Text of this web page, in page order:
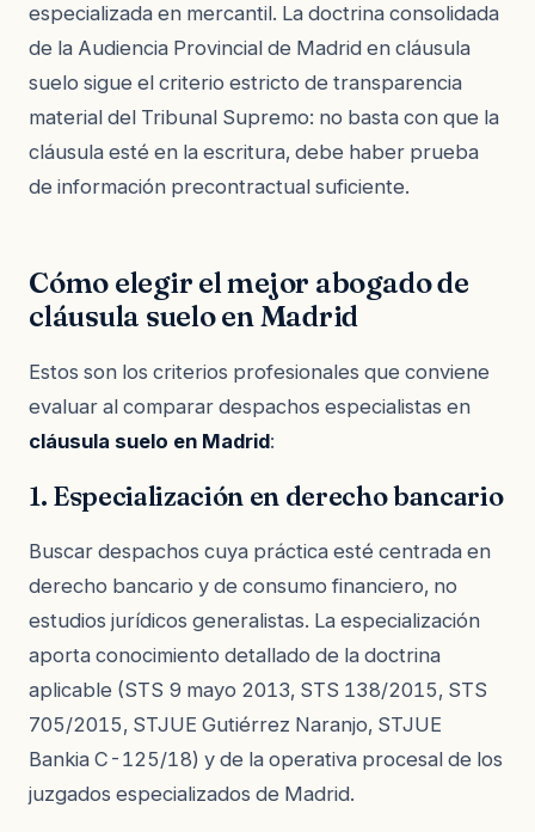
especializada en mercantil. La doctrina consolidada
de la Audiencia Provincial de Madrid en cláusula
suelo sigue el criterio estricto de transparencia
material del Tribunal Supremo: no basta con que la
cláusula esté en la escritura, debe haber prueba
de información precontractual suficiente.
Cómo elegir el mejor abogado de
cláusula suelo en Madrid
Estos son los criterios profesionales que conviene
evaluar al comparar despachos especialistas en
cláusula suelo en Madrid:
1. Especialización en derecho bancario
Buscar despachos cuya práctica esté centrada en
derecho bancario y de consumo financiero, no
estudios jurídicos generalistas. La especialización
aporta conocimiento detallado de la doctrina
aplicable (STS 9 mayo 2013, STS 138/2015, STS
705/2015, STJUE Gutiérrez Naranjo, STJUE
Bankia C-125/18) y de la operativa procesal de los
juzgados especializados de Madrid.